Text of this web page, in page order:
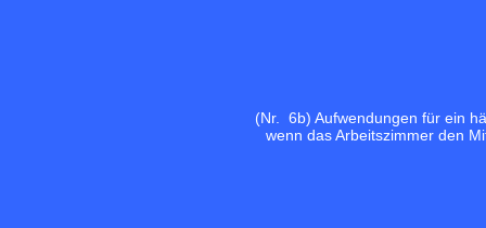
(Nr. 6b) Aufwendungen für ein
wenn das Arbeitszimmer den